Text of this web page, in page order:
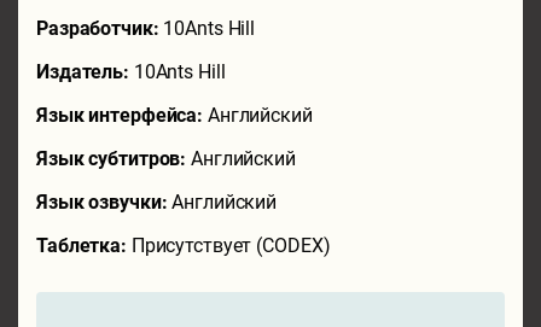
Разработчик: 10Ants Hill
Издатель: 10Ants Hill
Язык интерфейса: Английский
Язык субтитров:Английский
Язык озвучки:Английский
Таблетка: Присутствует (CODEX)